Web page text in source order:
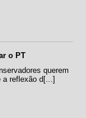
o PT
querem
a reflexão d[...]